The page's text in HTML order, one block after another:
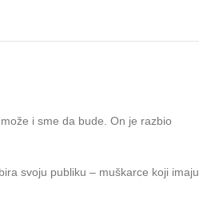
i sme da bude. On je razbio
svoju publiku – muškarce koji imaju